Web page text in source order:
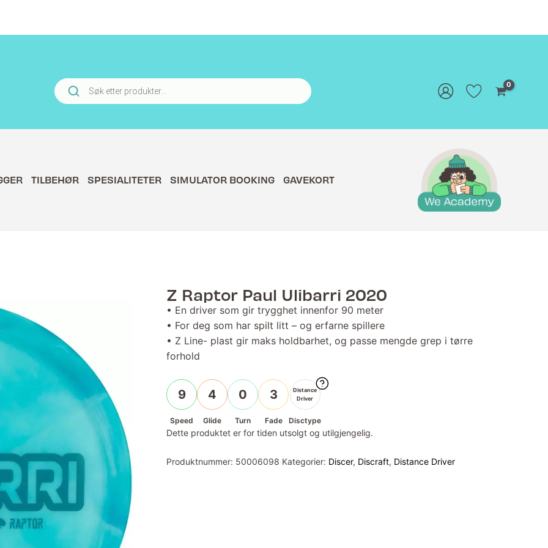
Products
search
TILBEHØR SPESIALITETER SIMULATOR BOOKING GAVEKORT
Z Raptor Paul Ulibarri 2020
• En driver som gir trygghet innenfor 90 meter
• For deg som har spilt litt – og erfarne spillere
• Z Line- plast gir maks holdbarhet, og passe mengde grep i tørre
forhold
9
Speed
4
Glide
0
Turn
3
Fade
Distance
Driver
Disctype
Dette produktet er for tiden utsolgt og utilgjengelig.
Produktnummer: 50006098 Kategorier: Discer, Discraft, Distance Driver